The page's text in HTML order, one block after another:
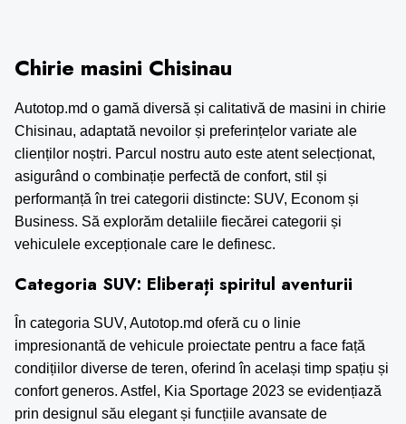
Chirie masini Chisinau
Autotop.md o gamă diversă și calitativă de masini in chirie
Chisinau, adaptată nevoilor și preferințelor variate ale
clienților noștri. Parcul nostru auto este atent selecționat,
asigurând o combinație perfectă de confort, stil și
performanță în trei categorii distincte: SUV, Econom și
Business. Să explorăm detaliile fiecărei categorii și
vehiculele excepționale care le definesc.
Categoria SUV: Eliberați spiritul aventurii
În categoria SUV, Autotop.md oferă cu o linie
impresionantă de vehicule proiectate pentru a face față
condițiilor diverse de teren, oferind în același timp spațiu și
confort generos. Astfel, Kia Sportage 2023 se evidențiază
prin designul său elegant și funcțiile avansate de